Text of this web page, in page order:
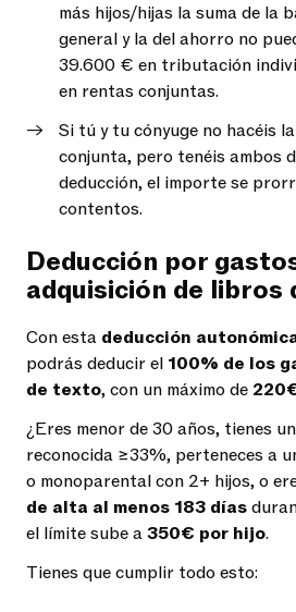
más hijos/hijas la suma de la
general y la del ahorro no
39.600 € en tributación
en rentas conjuntas.
Si tú y tu cónyuge no hacéis
conjunta, pero tenéis ambos
deducción, el importe se
contentos.
Deducción por
adquisición de libros
Con esta deducción
podrás deducir el 100% de los
de texto, con un máximo de
¿Eres menor de 30 años, tienes
reconocida ≥33%, perteneces a
o monoparental con 2+ hijos, o
de alta al menos 183 días
el límite sube a350€ por hijo.
Tienes que cumplir todo esto: